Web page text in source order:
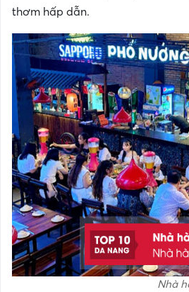
thơm hấp dẫn.
Nhà